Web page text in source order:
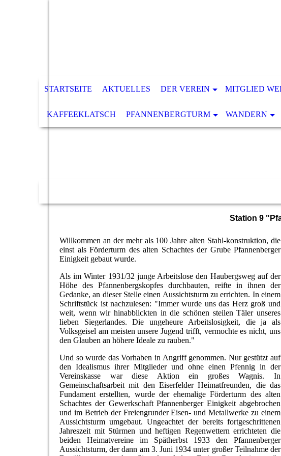
STARTSEITE AKTUELLES DER VEREIN MITGLIED
KAFFEEKLATSCH PFANNENBERGTURM WANDERN
Station 9
Willkommen an der mehr als 100 Jahre alten Stahl-konstruktion, die
einst als Förderturm des alten Schachtes der Grube Pfannenberger
Einigkeit gebaut wurde.
Als im Winter 1931/32 junge Arbeitslose den Haubergsweg auf der
Höhe des Pfannenbergskopfes durchbauten, reifte in ihnen der
Gedanke, an dieser Stelle einen Aussichtsturm zu errichten. In einem
Schriftstück ist nachzulesen: "Immer wurde uns das Herz groß und
weit, wenn wir hinabblickten in die schönen steilen Täler unseres
lieben Siegerlandes. Die ungeheure Arbeitslosigkeit, die ja als
Volksgeisel am meisten unsere Jugend trifft, vermochte es nicht, uns
den Glauben an höhere Ideale zu rauben."
Und so wurde das Vorhaben in Angriff genommen. Nur gestützt auf
den Idealismus ihrer Mitglieder und ohne einen Pfennig in der
Vereinskasse war diese Aktion ein großes Wagnis. In
Gemeinschaftsarbeit mit den Eiserfelder Heimatfreunden, die das
Fundament erstellten, wurde der ehemalige Förderturm des alten
Schachtes der Gewerkschaft Pfannenberger Einigkeit abgebrochen
und im Betrieb der Freiengrunder Eisen- und Metallwerke zu einem
Aussichtsturm umgebaut. Ungeachtet der bereits fortgeschrittenen
Jahreszeit mit Stürmen und heftigen Regenwettern errichteten die
beiden Heimatvereine im Spätherbst 1933 den Pfannenberger
Aussichtsturm, der dann am 3. Juni 1934 unter großer Teilnahme der